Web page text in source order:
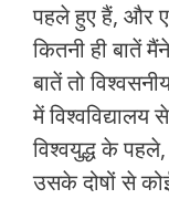
पहले हुए हैं, और
कितनी ही बातें
बातें तो
में विश्‍वविद्यालय
विश्‍वयुद्ध के
उसके दोषों से